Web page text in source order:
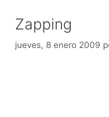
Zapping
jueves, 8 enero 2009